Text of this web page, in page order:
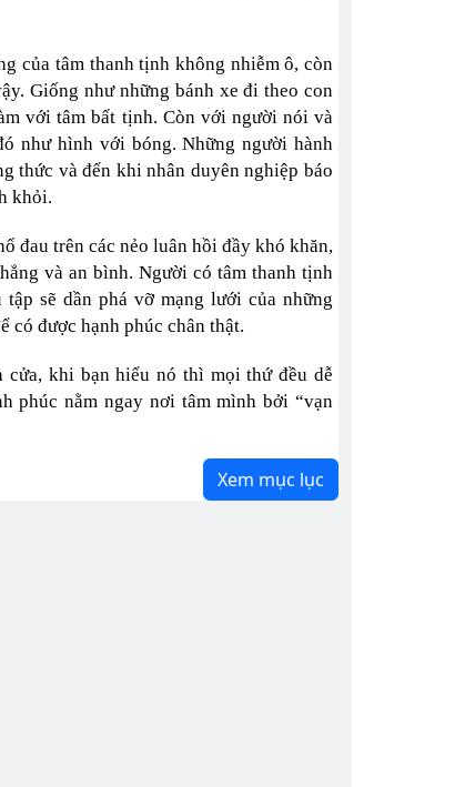
của tâm thanh tịnh không nhiễm ô, còn
Giống như những bánh xe đi theo con
với tâm bất tịnh. Còn với người nói và
như hình với bóng. Những người hành
thức và đến khi nhân duyên nghiệp báo
khỏi.
đau trên các nẻo luân hồi đầy khó khăn,
và an bình. Người có tâm thanh tịnh
sẽ dần phá vỡ mạng lưới của những
có được hạnh phúc chân thật.
khi bạn hiểu nó thì mọi thứ đều dễ
phúc nằm ngay nơi tâm mình bởi “vạn
Xem mục lục